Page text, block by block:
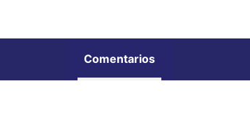
Comentarios